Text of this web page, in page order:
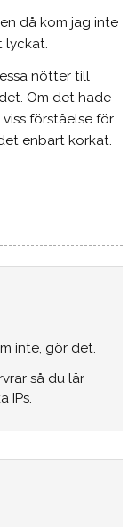
då kom jag inte
lyckat.
nötter till
Om det hade
förståelse för
enbart korkat.
inte, gör det.
så du lär
IPs.